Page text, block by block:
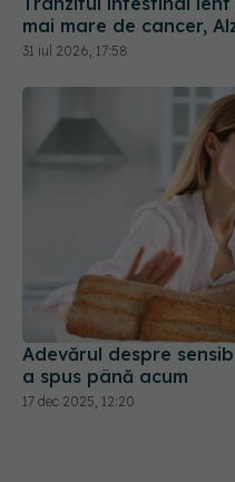
mai mare de cancer,
31 iul 2026, 17:58
Adevărul despre
a spus până acum
17 dec 2025, 12:20